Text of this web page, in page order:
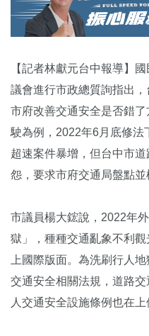
【記者林獻元台中報導】
議會進行市政總質詢指出，
市府改善交通安全是否錯
駛為例，2022年6月底修法
超速案件暴增，但台中市
怨，要求市府交通局盤點並
市議員楊大鋐說，2022年
獄」，種種交通亂象不利
上國際版面。為洗刷行人
交通安全相關法規，道路
人交通安全設施條例也在